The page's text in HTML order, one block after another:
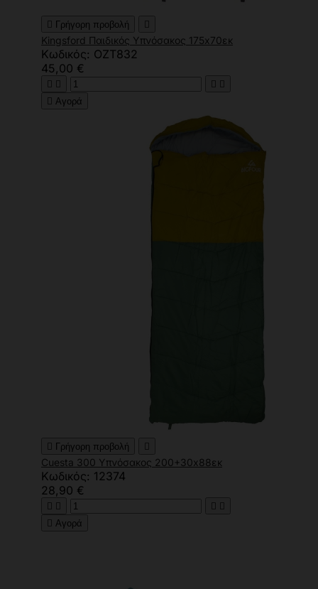
 Γρήγορη προβολή 
Kingsford Παιδικός Υπνόσακος 175x70εκ
Κωδικός: OZT832
45,00 €
   
 Αγορά
 Γρήγορη προβολή 
Cuesta 300 Υπνόσακος 200+30x88εκ
Κωδικός: 12374
28,90 €
   
 Αγορά